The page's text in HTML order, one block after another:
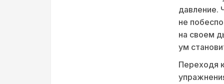
давление.
не
на своем
ум
Переходя